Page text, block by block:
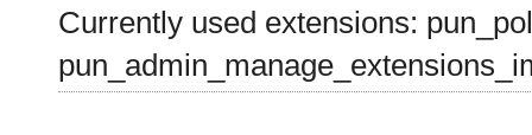
Currently used extensions: